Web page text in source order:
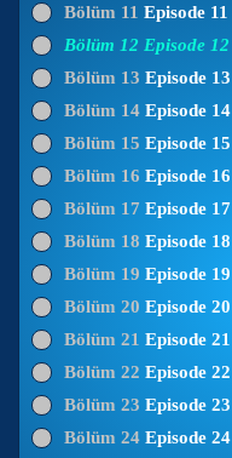
Bölüm 11 Episode 11
Bölüm 12 Episode 12
Bölüm 13 Episode 13
Bölüm 14 Episode 14
Bölüm 15 Episode 15
Bölüm 16 Episode 16
Bölüm 17 Episode 17
Bölüm 18 Episode 18
Bölüm 19 Episode 19
Bölüm 20 Episode 20
Bölüm 21 Episode 21
Bölüm 22 Episode 22
Bölüm 23 Episode 23
Bölüm 24 Episode 24